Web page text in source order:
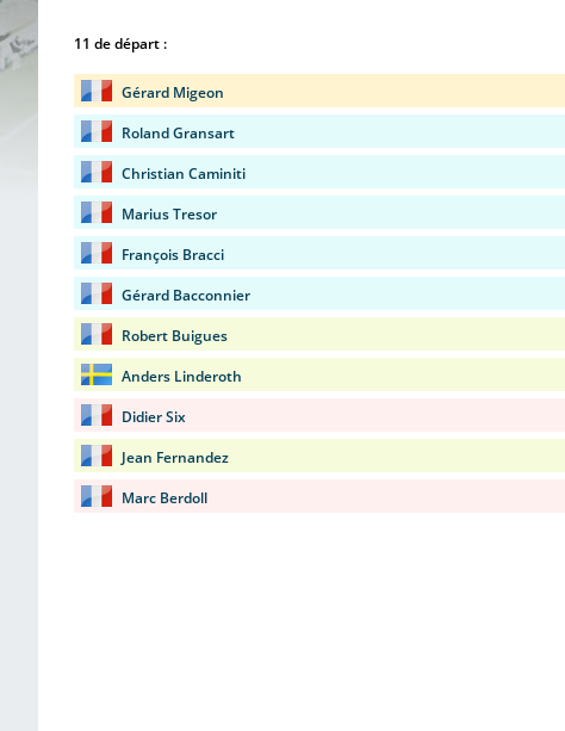
11 de départ :
Gérard Migeon
Roland Gransart
Christian Caminiti
Marius Tresor
François Bracci
Gérard Bacconnier
Robert Buigues
Anders Linderoth
Didier Six
Jean Fernandez
Marc Berdoll